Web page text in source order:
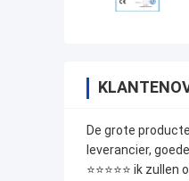
De grote
leverancier,
⭐⭐⭐⭐⭐ ik